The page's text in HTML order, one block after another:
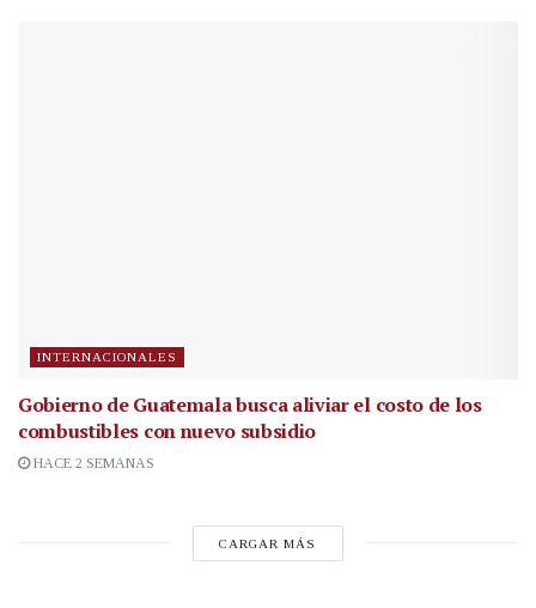
INTERNACIONALES
Gobierno de Guatemala busca aliviar el costo de los
combustibles con nuevo subsidio
HACE 2 SEMANAS
CARGAR MÁS